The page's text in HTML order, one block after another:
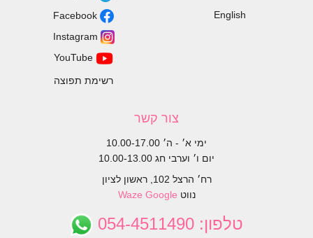
English
רשימת תפוצה
צור קשר
ימי א׳ - ה׳ 10.00-17.00
יום ו׳ וערבי חג 10.00-13.00
רח׳ הרצל 102, ראשון לציון
נווט
Waze Google
טלפון: 054-4511490